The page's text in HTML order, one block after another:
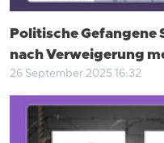
Politische Gefangene
nach Verweigerung
26 September 2025 16:32